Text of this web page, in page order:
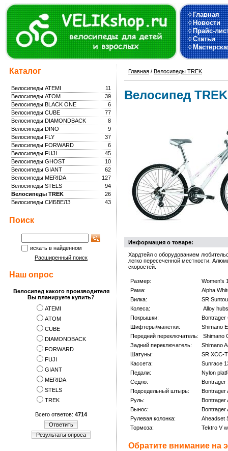
◊Главная
◊Новости
◊Прайс-
◊Статьи
◊
Каталог
11
Велосипеды ATEMI
39
Велосипеды ATOM
6
Велосипеды BLACK ONE
77
Велосипеды CUBE
8
Велосипеды DIAMONDBACK
9
Велосипеды DINO
37
Велосипеды FLY
6
Велосипеды FORWARD
45
Велосипеды FUJI
10
Велосипеды GHOST
62
Велосипеды GIANT
127
Велосипеды MERIDA
94
Велосипеды STELS
26
Велосипеды TREK
43
Велосипеды СИБВЕЛЗ
Поиск
искать в найденном
Расширенный поиск
Наш опрос
Велосипед какого производителя
Вы планируете купить?
ATEMI
АTOM
CUBE
DIAMONDBACK
FORWARD
FUJI
GIANT
MERIDA
STELS
TREK
Всего ответов: 4714
Ответить
Результаты опроса
Главная / Велосипеды TREK
Велосипед
Информация о товаре:
Хардтейл с оборудованием
легко пересеченной местности.
скоростей.
Размер:
Women's
Рама:
Alpha
Вилка:
SR
Колеса:
Alloy
Покрышки:
Bontrager
Шифтеры/манетки:
Shimano
Передний переключатель:
Shimano
Задний переключатель:
Shimano
Шатуны:
SR XCC-
Кассета:
Sunrace
Педали:
Nylon
Седло:
Bontrager
Подседельный штырь:
Bontrager
Руль:
Bontrager
Вынос:
Bontrager
Рулевая колонка:
Aheadset
Тормоза:
Tektro V
Обратите внимание на